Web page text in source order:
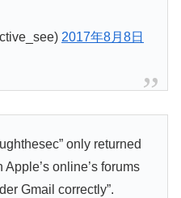
2017年8月8日
only returned
online’s forums
Gmail correctly”.